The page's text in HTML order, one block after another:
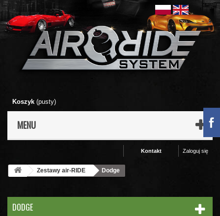
Koszyk (pusty)
MENU
Zaloguj się
Kontakt
Zestawy air-RIDE Dodge
DODGE